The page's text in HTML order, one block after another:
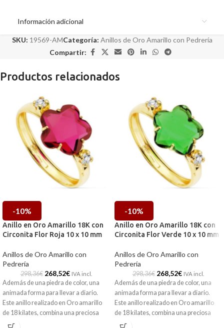
Información adicional
SKU: 19569-AMCategoría: Anillos de Oro Amarillo con Pedrería
Compartir:
Productos relacionados
-10%
Anillo en Oro Amarillo 18K con
Circonita Flor Roja 10 x 10 mm
Anillos de Oro Amarillo con
Pedrería
298,36€ 268,52€ IVA incl.
Además de una piedra de color, una
animada forma para llevar a diario.
Este anillo realizado en Oro amarillo
de 18 kilates, combina una preciosa
circonita con forma de flor en su
-10%
Anillo en Oro Amarillo 18K con
Circonita Flor Verde 10 x 10 mm
Anillos de Oro Amarillo con
Pedrería
298,36€ 268,52€ IVA incl.
Además de una piedra de color, una
animada forma para llevar a diario.
Este anillo realizado en Oro amarillo
de 18 kilates, combina una preciosa
circonita con forma de flor en su